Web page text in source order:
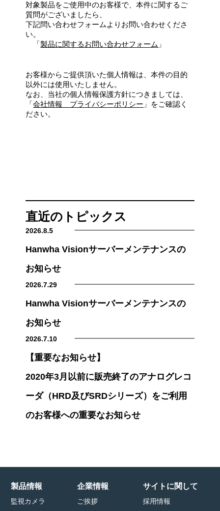
対象製品をご使用中のお客様で、本件に関するご
質問がございましたら、
下記問い合わせフォームよりお問い合わせくださ
い。
「製品に関するお問い合わせフォーム 」
お客様からご提供頂いた個人情報は、本件の目的
以外には使用いたしません。
なお、当社の個人情報保護方針につきましては、
「会社情報 プライバシーポリシー 」をご確認く
ださい。
直近のトピックス
2026.8.5
Hanwha Visionサーバーメンテナンスの
お知らせ
2026.7.29
Hanwha Visionサーバーメンテナンスの
お知らせ
2026.7.10
【重要なお知らせ】
2020年3月以前に販売終了のアナログレコ
ーダ（HRD及びSRDシリーズ）をご利用
のお客様への重要なお知らせ
製品情報
監視カメラ
企業情報
ご挨拶
サイトに関して
採用情報